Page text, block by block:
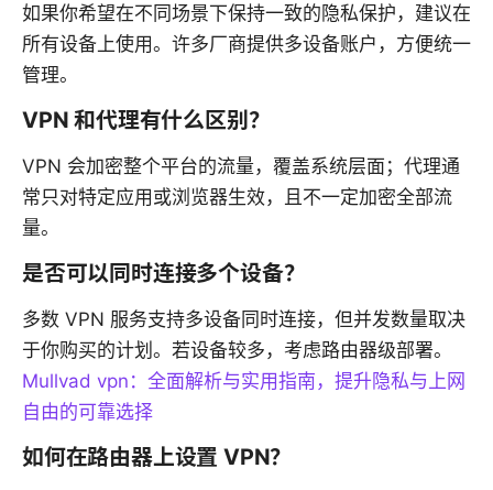
如果你希望在不同场景下保持一致的隐私保护，建议在
所有设备上使用。许多厂商提供多设备账户，方便统一
管理。
VPN 和代理有什么区别？
VPN 会加密整个平台的流量，覆盖系统层面；代理通
常只对特定应用或浏览器生效，且不一定加密全部流
量。
是否可以同时连接多个设备？
多数 VPN 服务支持多设备同时连接，但并发数量取决
于你购买的计划。若设备较多，考虑路由器级部署。
Mullvad vpn：全面解析与实用指南，提升隐私与上网
自由的可靠选择
如何在路由器上设置 VPN？